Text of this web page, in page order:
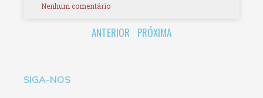
Nenhum comentário
ANTERIOR PRÓXIMA
SIGA-NOS